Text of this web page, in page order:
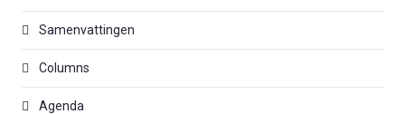
Samenvattingen
Columns
Agenda